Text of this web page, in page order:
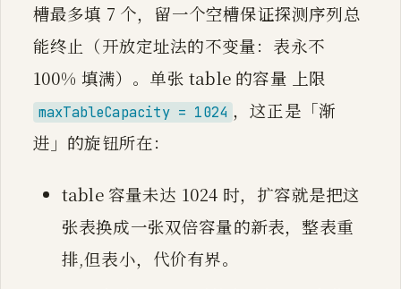
槽最多填 7 个，留一个空槽保证探测序列总
能终止（开放定址法的不变量：表永不
100% 填满）。单张 table 的容量 上限
maxTableCapacity = 1024 ，这正是「渐
进」的旋钮所在：
table 容量未达 1024 时，扩容就是把这
张表换成一张双倍容量的新表，整表重
排,但表小，代价有界。